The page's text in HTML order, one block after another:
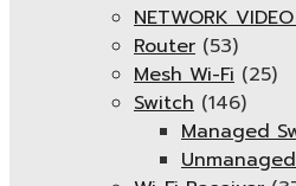
NETWORK
Router (53)
Mesh Wi-Fi (25)
Switch (146)
Managed